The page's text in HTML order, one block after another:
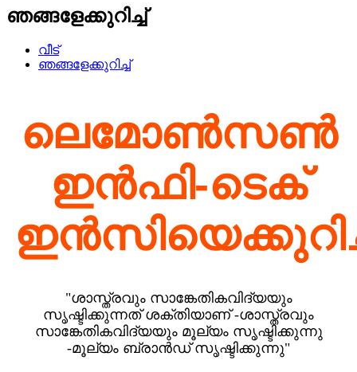
ഞങ്ങളേക്കുറിച്ച്
വീട്
ഞങ്ങളേക്കുറിച്ച്
ലെമോൺസൺ
ഇൻഫി-ടെക്
"ശാസ്ത്രവും സാങ്കേതികവിദ്യയും
സൃഷ്ടിക്കുന്നത് ശക്തിയാണ് -ശാസ്ത്രവും
സാങ്കേതികവിദ്യയും മൂല്യം സൃഷ്ടിക്കുന്നു
-മൂല്യം ബ്രാൻഡ് സൃഷ്ടിക്കുന്നു"